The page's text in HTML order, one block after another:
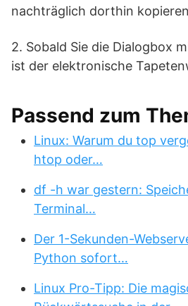
nachträglich dorthin
2. Sobald Sie die Dialogbox
ist der elektronische
Passend zum
Linux: Warum du top
htop oder…
df -h war gestern:
Terminal…
Der 1-Sekunden-
Python sofort…
Linux Pro-Tipp: Die